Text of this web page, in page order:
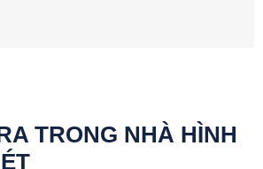
TRONG NHÀ HÌNH